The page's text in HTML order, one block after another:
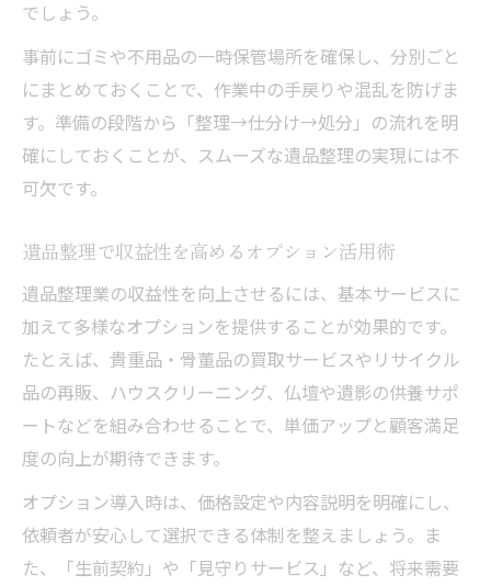
でしょう。
事前にゴミや不用品の一時保管場所を確保し、分別ごと
にまとめておくことで、作業中の手戻りや混乱を防げま
す。準備の段階から「整理→仕分け→処分」の流れを明
確にしておくことが、スムーズな遺品整理の実現には不
可欠です。
遺品整理で収益性を高めるオプション活用術
遺品整理業の収益性を向上させるには、基本サービスに
加えて多様なオプションを提供することが効果的です。
たとえば、貴重品・骨董品の買取サービスやリサイクル
品の再販、ハウスクリーニング、仏壇や遺影の供養サポ
ートなどを組み合わせることで、単価アップと顧客満足
度の向上が期待できます。
オプション導入時は、価格設定や内容説明を明確にし、
依頼者が安心して選択できる体制を整えましょう。ま
た、「生前契約」や「見守りサービス」など、将来需要